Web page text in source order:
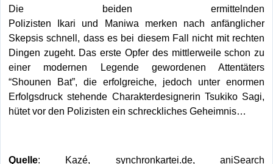
Die beiden ermittelnden
Polizisten Ikari und Maniwa merken nach anfänglicher
Skepsis schnell, dass es bei diesem Fall nicht mit rechten
Dingen zugeht. Das erste Opfer des mittlerweile schon zu
einer modernen Legende gewordenen Attentäters
“Shounen Bat”, die erfolgreiche, jedoch unter enormen
Erfolgsdruck stehende Charakterdesignerin Tsukiko Sagi,
hütet vor den Polizisten ein schreckliches Geheimnis…
Quelle: Kazé, synchronkartei.de, aniSearch